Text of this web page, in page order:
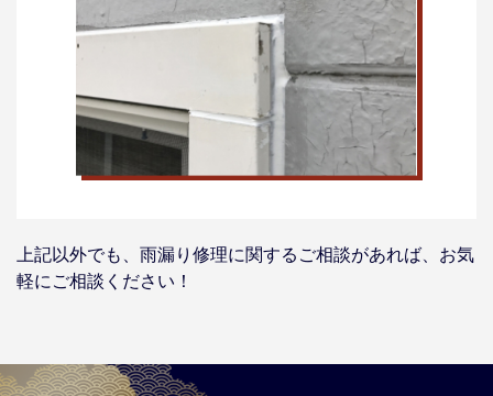
上記以外でも、雨漏り修理に関するご相談があれば、お気
軽にご相談ください！